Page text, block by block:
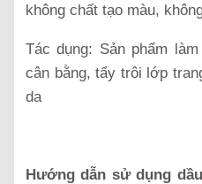
không chất tạo màu,
Tác dụng: Sản phẩm
cân bằng, tẩy trôi lớp
da
Hướng dẫn sử dụng